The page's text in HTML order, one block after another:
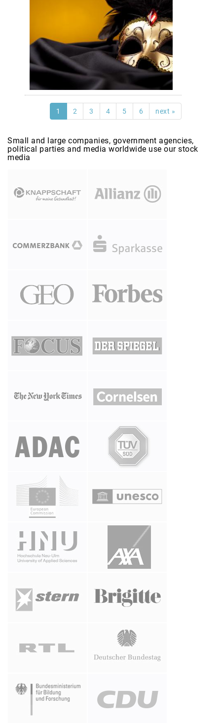
1 2 3 4 5 6 next »
Small and large companies, government agencies,
political parties and media worldwide use our stock
media